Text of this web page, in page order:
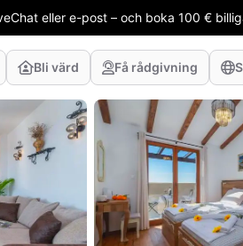
eller e-post – och boka 100 €
Bli värd Få rådgivning